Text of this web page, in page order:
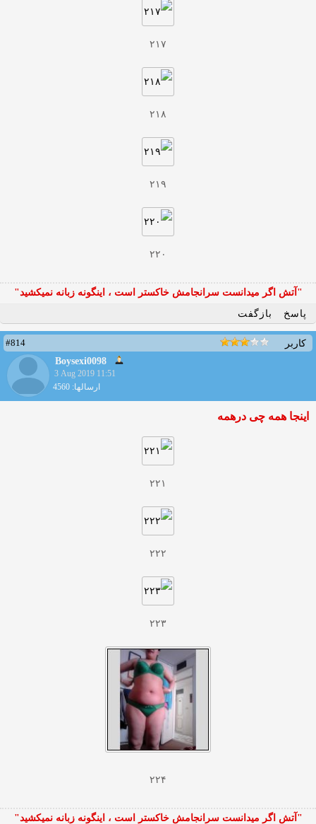
۲۱۷
۲۱۸
۲۱۹
۲۲۰
"آتش اگر ميدانست سرانجامش خاكستر است ، اينگونه زبانه نميكشيد"
پاسخ
بازگفت
کاربر
#814
Boysexi0098
3 Aug 2019 11:51
ارسالها: 4560
اینجا همه چی درهمه
۲۲۱
۲۲۲
۲۲۳
۲۲۴
"آتش اگر ميدانست سرانجامش خاكستر است ، اينگونه زبانه نميكشيد"